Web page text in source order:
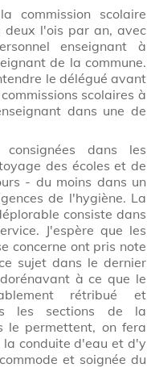
commission scolaire
deux l'ois par an, avec
enseignant à
de la commune.
le délégué avant
scolaires à
dans une de
dans les
des écoles et de
- du moins dans un
de l'hygiène. La
consiste dans
J'espère que les
concerne ont pris note
sujet dans le dernier
à ce que le
rétribué et
les sections de la
le permettent, on fera
conduite d'eau et d'y
et soignée du